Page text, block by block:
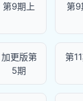
第9期上 第9
加更版第
5期
第